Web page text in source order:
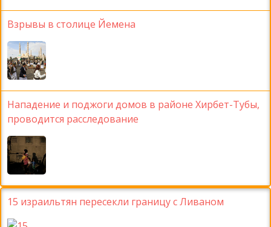
Взрывы в столице Йемена
Нападение и поджоги домов в районе Хирбет-Тубы,
проводится расследование
15 израильтян пересекли границу с Ливаном